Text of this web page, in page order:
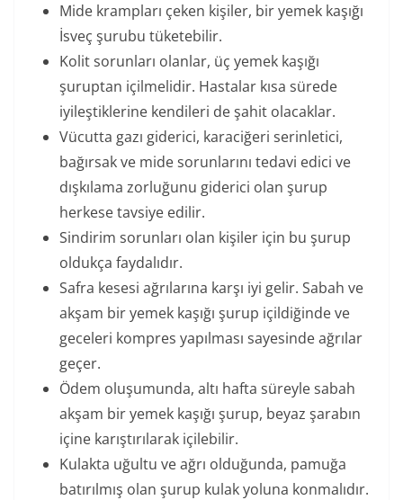
Mide krampları çeken kişiler, bir yemek kaşığı
İsveç şurubu tüketebilir.
Kolit sorunları olanlar, üç yemek kaşığı
şuruptan içilmelidir. Hastalar kısa sürede
iyileştiklerine kendileri de şahit olacaklar.
Vücutta gazı giderici, karaciğeri serinletici,
bağırsak ve mide sorunlarını tedavi edici ve
dışkılama zorluğunu giderici olan şurup
herkese tavsiye edilir.
Sindirim sorunları olan kişiler için bu şurup
oldukça faydalıdır.
Safra kesesi ağrılarına karşı iyi gelir. Sabah ve
akşam bir yemek kaşığı şurup içildiğinde ve
geceleri kompres yapılması sayesinde ağrılar
geçer.
Ödem oluşumunda, altı hafta süreyle sabah
akşam bir yemek kaşığı şurup, beyaz şarabın
içine karıştırılarak içilebilir.
Kulakta uğultu ve ağrı olduğunda, pamuğa
batırılmış olan şurup kulak yoluna konmalıdır.